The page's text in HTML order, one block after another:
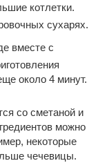
котлетки.
сухарях.
вместе с
около 4 минут.
со сметаной и
можно
некоторые
чечевицы.